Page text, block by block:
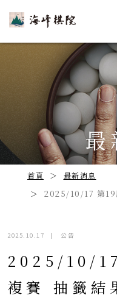
首頁 最新消息
2025/10/17 第19
2025.10.17 | 公告
2025/10/
複賽 抽籤結